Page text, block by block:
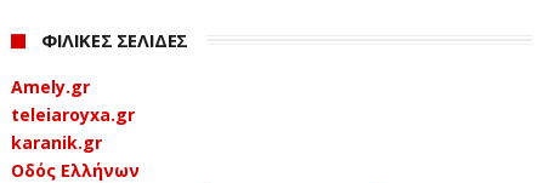
ΦΙΛΙΚΕΣ ΣΕΛΙΔΕΣ
Amely.gr
teleiaroyxa.gr
karanik.gr
Οδός Ελλήνων